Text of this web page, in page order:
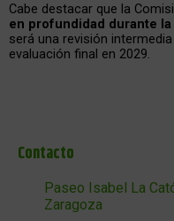
Cabe destacar que la
en profundidad durante
será una revisión
evaluación final en 2029.
Contacto
Paseo Isabel La
Zaragoza